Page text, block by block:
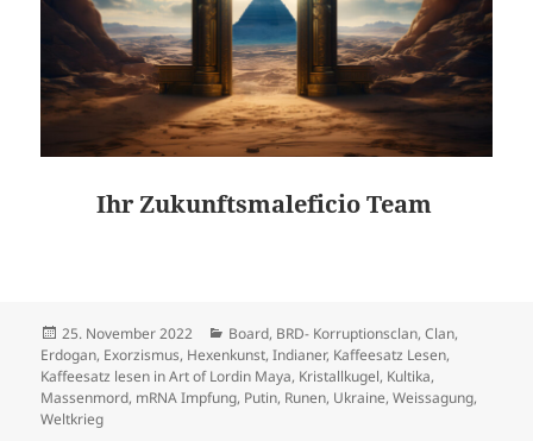
Ihr Zukunftsmaleficio Team
Veröffentlicht
am
25. November 2022 Kategorien
Board, BRD- Korruptionsclan,Clan,
Erdogan, Exorzismus, Hexenkunst,Indianer, Kaffeesatz Lesen,
Kaffeesatz lesen in Art of Lordin Maya, Kristallkugel, Kultika,
Massenmord, mRNA Impfung, Putin, Runen, Ukraine,Weissagung,
Weltkrieg